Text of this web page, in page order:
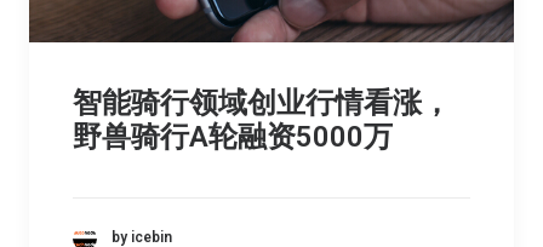
智能骑行领域创业行情看涨，
野兽骑行A轮融资5000万
by icebin